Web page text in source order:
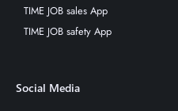
TIME JOB sales App
TIME JOB safety App
Social Media